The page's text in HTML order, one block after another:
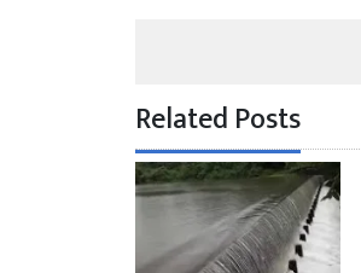
Related Posts